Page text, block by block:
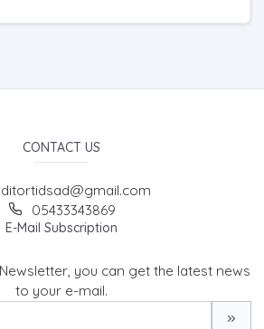
CONTACT US
05433343869
E-Mail Subscription
you can get the latest news
to your e-mail.